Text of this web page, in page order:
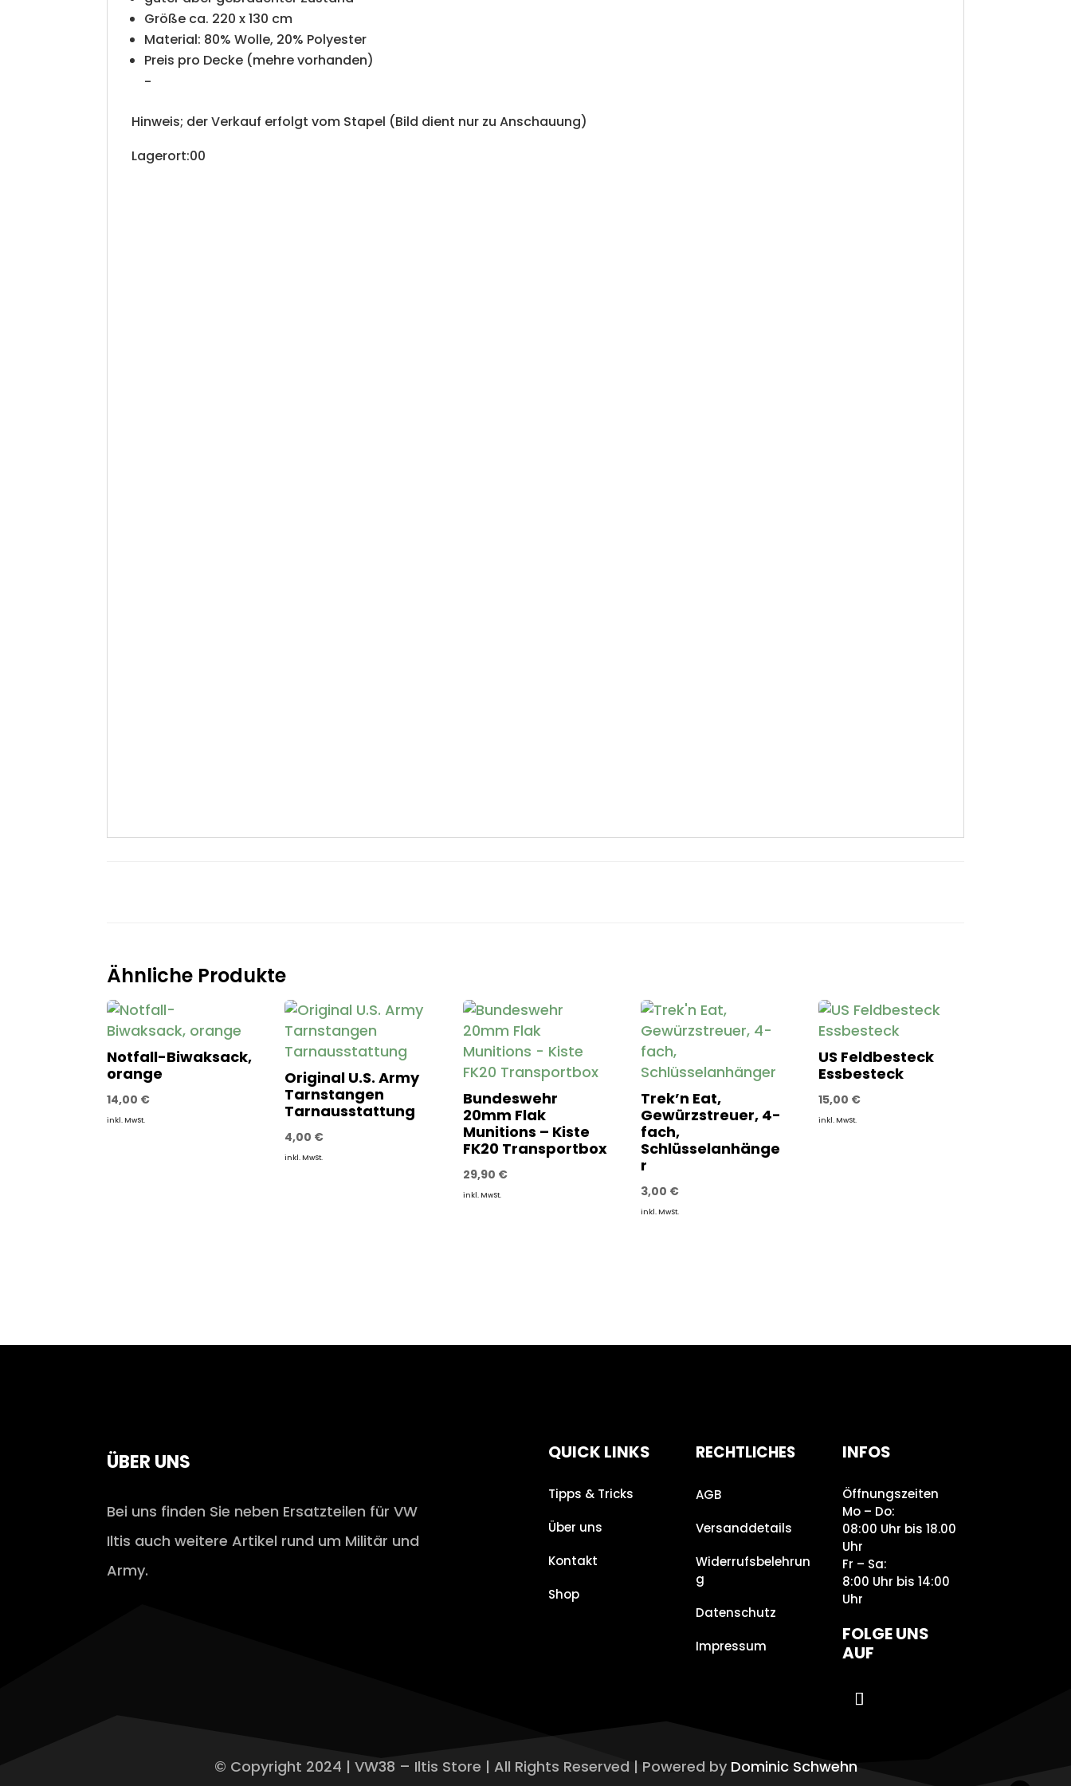
Größe ca. 220 x 130 cm
Material: 80% Wolle, 20% Polyester
Preis pro Decke (mehre vorhanden)
-
Hinweis; der Verkauf erfolgt vom Stapel (Bild dient nur zu Anschauung)
Lagerort:00
Ähnliche Produkte
Notfall-Biwaksack,
orange
14,00 €
inkl. MwSt.
Original U.S. Army
Tarnstangen
Tarnausstattung
4,00 €
inkl. MwSt.
Bundeswehr
20mm Flak
Munitions – Kiste
FK20 Transportbox
29,90 €
inkl. MwSt.
Trek’n Eat,
Gewürzstreuer, 4-
fach,
Schlüsselanhänge
r
3,00 €
inkl. MwSt.
US Feldbesteck
Essbesteck
15,00 €
inkl. MwSt.
ÜBER UNS
Bei uns finden Sie neben Ersatzteilen für VW
Iltis auch weitere Artikel rund um Militär und
Army.
QUICK LINKS
Tipps & Tricks
Über uns
Kontakt
Shop
RECHTLICHES
AGB
Versanddetails
Widerrufsbelehrun
g
Datenschutz
Impressum
INFOS
Öffnungszeiten
Mo – Do:
08:00 Uhr bis 18.00
Uhr
Fr – Sa:
8:00 Uhr bis 14:00
Uhr
FOLGE UNS
AUF
© Copyright 2024 | VW38 – Iltis Store | All Rights Reserved | Powered by Dominic Schwehn